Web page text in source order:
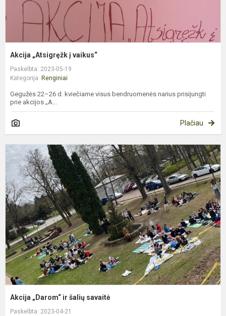
Akcija „Atsigręžk į vaikus“
Paskelbta: 2023-05-19
Kategorija: Renginiai
Gegužės 22–26 d. kviečiame visus bendruomenės narius prisijungti
prie akcijos „A...
Plačiau
Akcija „Darom“ ir šalių savaitė
Paskelbta: 2023-04-21